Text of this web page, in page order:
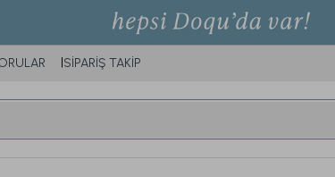
SİPARİŞ TAKİP